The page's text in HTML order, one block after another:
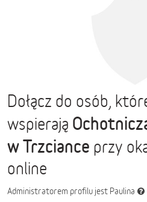
Dołącz do osób,
wspierają
w Trzciance przy
online
Administratorem profilu jest Paulina